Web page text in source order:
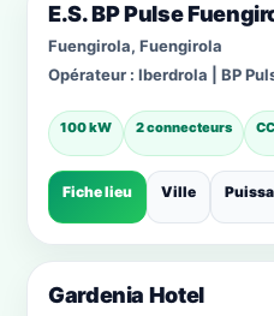
E.S. BP Pulse
Fuengirola, Fuengirola
Opérateur : Iberdrola | BP
100 kW 2 connecteurs
Fiche lieu Ville
Gardenia Hotel